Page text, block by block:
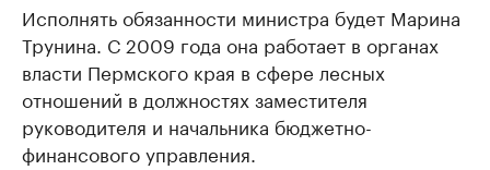
Исполнять обязанности министра будет Марина
Трунина. С 2009 года она работает в органах
власти Пермского края в сфере лесных
отношений в должностях заместителя
руководителя и начальника бюджетно-
финансового управления.